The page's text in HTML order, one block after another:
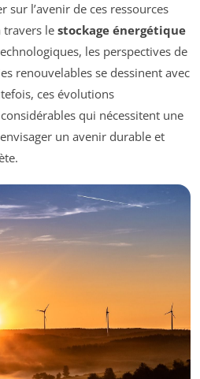
sur l’avenir de ces ressources
travers le stockage énergétique
les perspectives de
renouvelables se dessinent avec
ces évolutions
considérables qui nécessitent une
un avenir durable et